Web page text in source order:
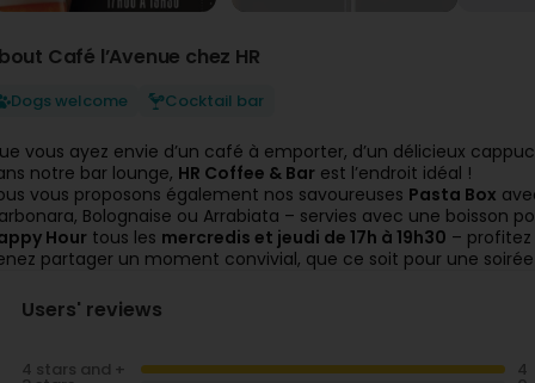
Café l’Avenue chez HR
Dogs welcome Cocktail bar
vous ayez envie d’un café à emporter, d’un délicieux
notre bar lounge, HR Coffee & Bar est l’endroit idéal !
vous proposons également nos savoureuses Pasta Box
Bolognaise ou Arrabiata – servies avec une boisson
Hour tous les mercredis et jeudi de 17h à 19h30 –
partager un moment convivial, que ce soit pour une
Users' reviews
4 stars and +